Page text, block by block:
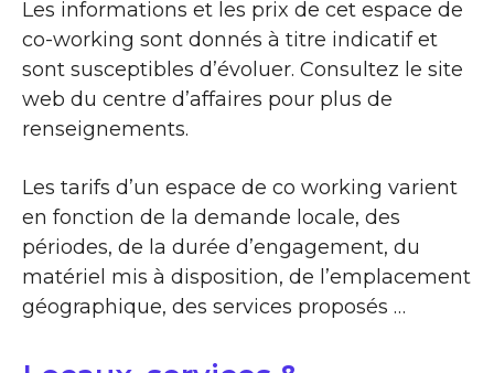
Les informations et les prix de cet espace de
co-working sont donnés à titre indicatif et
sont susceptibles d’évoluer. Consultez le site
web du centre d’affaires pour plus de
renseignements.
Les tarifs d’un espace de co working varient
en fonction de la demande locale, des
périodes, de la durée d’engagement, du
matériel mis à disposition, de l’emplacement
géographique, des services proposés …